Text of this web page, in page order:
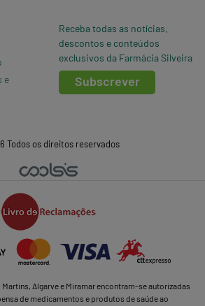
e
Receba todas as notícias,
descontos e conteúdos
exclusivos da Farmácia Silveira
Subscrever
Todos os direitos reservados
Algarve e Miramar encontram-se autorizadas
de medicamentos e produtos de saúde ao